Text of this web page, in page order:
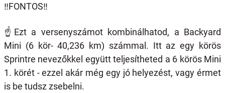
‼️FONTOS‼️
☝️ Ezt a versenyszámot kombinálhatod, a Backyard
Mini (6 kör- 40,236 km) számmal. Itt az egy körös
Sprintre nevezőkkel együtt teljesítheted a 6 körös Mini
1. körét - ezzel akár még egy jó helyezést, vagy érmet
is be tudsz zsebelni.